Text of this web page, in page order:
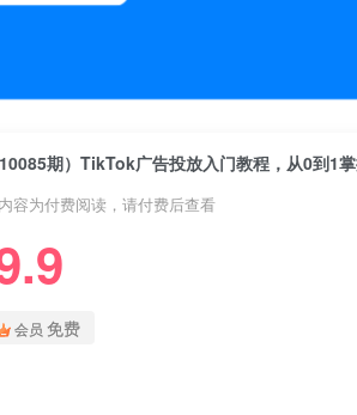
容为付费阅读，请付费后查看
会员 免费